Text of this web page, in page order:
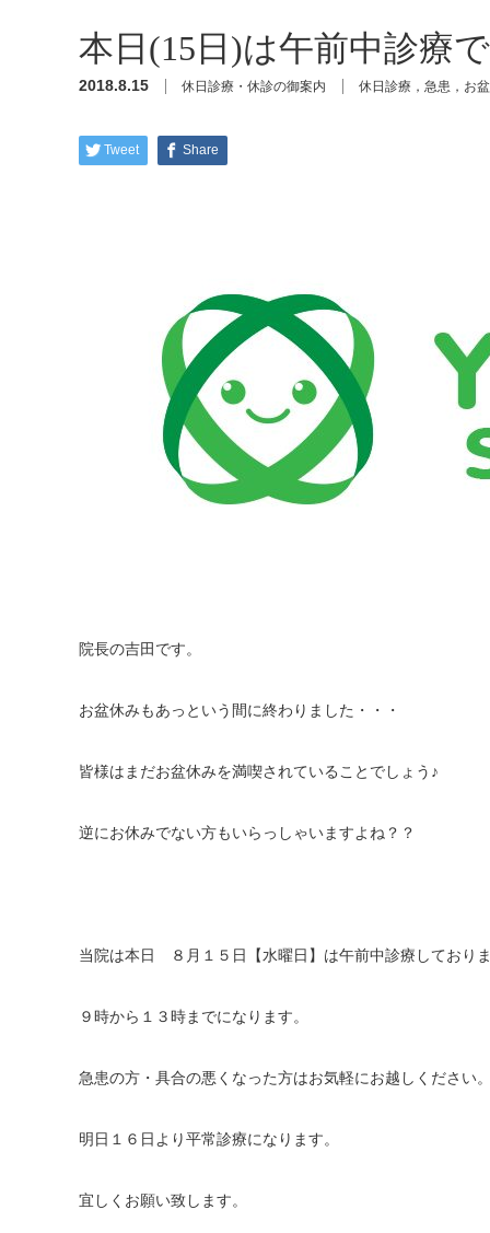
本日(15日)は午前中診療
2018.8.15 休日診療・休診の御案内 休日診療，急患，お
Tweet Share
院長の吉田です。
お盆休みもあっという間に終わりました・・・
皆様はまだお盆休みを満喫されていることでしょう♪
逆にお休みでない方もいらっしゃいますよね？？
当院は本日 ８月１５日【水曜日】は午前中診療しており
９時から１３時までになります。
急患の方・具合の悪くなった方はお気軽にお越しください
明日１６日より平常診療になります。
宜しくお願い致します。